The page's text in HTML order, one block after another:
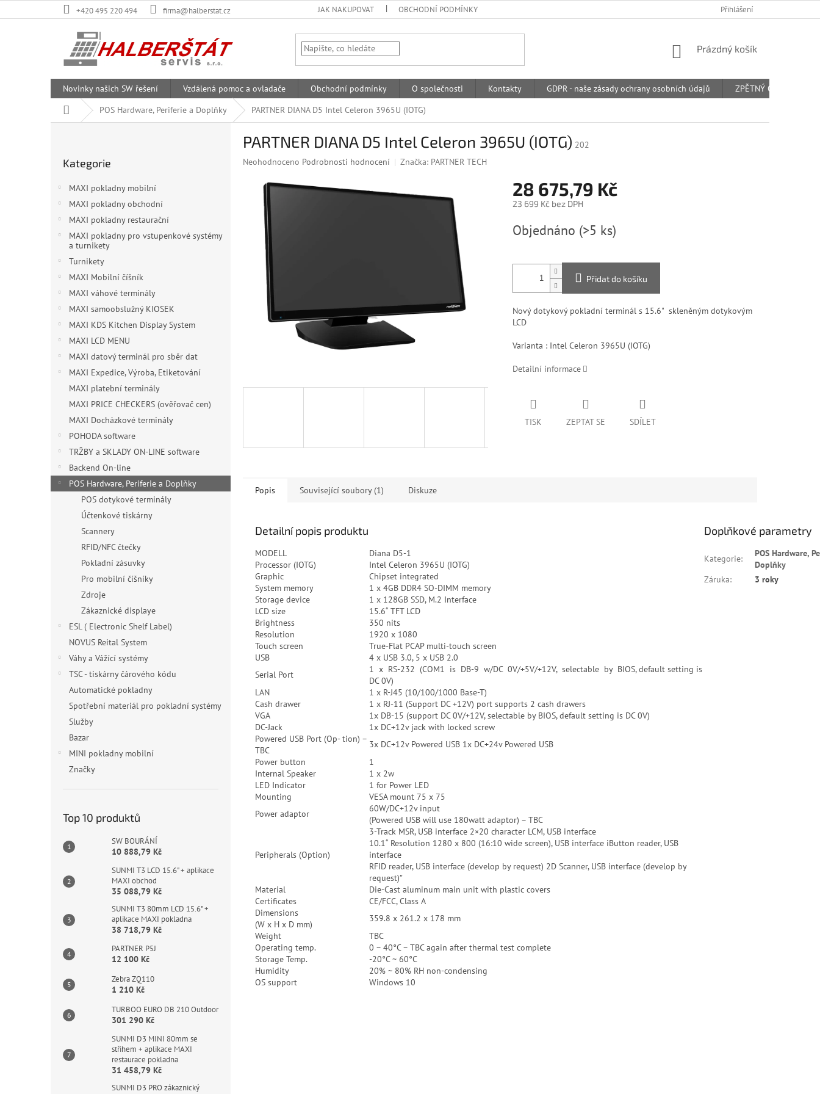
na
+420 495 220 494 firma@halberstat.cz JAK NAKUPOVAT OBCHODNÍ PODMÍNKY Přihlášení
NÁKUPNÍ
Prázdný košík
Novinky našich SW řešení Vzdálená pomoc a ovladače Obchodní podmínky O společnosti Kontakty GDPR - naše zásady ochrany osobních údajů
ZPĚTNÝ ODBĚR
Domů
POS Hardware, Periferie a Doplňky PARTNER DIANA D5 Intel Celeron 3965U (IOTG)
kategorie
Kategorie
MAXI pokladny mobilní
MAXI pokladny obchodní
MAXI pokladny restaurační
MAXI pokladny pro vstupenkové systémy
a turnikety
Turnikety
MAXI Mobilní číšník
MAXI váhové terminály
MAXI samoobslužný KIOSEK
MAXI KDS Kitchen Display System
MAXI LCD MENU
MAXI datový terminál pro sběr dat
MAXI Expedice, Výroba, Etiketování
MAXI platební terminály
MAXI PRICE CHECKERS (ověřovač cen)
MAXI Docházkové terminály
POHODA software
TRŽBY a SKLADY ON-LINE software
Backend On-line
POS Hardware, Periferie a Doplňky
POS dotykové terminály
Účtenkové tiskárny
Scannery
RFID/NFC čtečky
Pokladní zásuvky
Pro mobilní číšníky
Zdroje
Zákaznické displaye
ESL ( Electronic Shelf Label)
NOVUS Reital System
Váhy a Vážící systémy
TSC - tiskárny čárového kódu
Automatické pokladny
Spotřební materiál pro pokladní systémy
Služby
Bazar
MINI pokladny mobilní
Značky
Top 10 produktů
SW BOURÁNÍ
10 888,79 Kč
SUNMI T3 LCD 15.6" + aplikace
MAXI obchod
35 088,79 Kč
SUNMI T3 80mm LCD 15.6" +
aplikace MAXI pokladna
38 718,79 Kč
PARTNER P5J
12 100 Kč
Zebra ZQ110
1 210 Kč
TURBOO EURO DB 210 Outdoor
301 290 Kč
SUNMI D3 MINI 80mm se
střihem + aplikace MAXI
restaurace pokladna
31 458,79 Kč
SUNMI D3 PRO zákaznický
PARTNER DIANA D5 Intel Celeron 3965U (IOTG) 202
Průměrné
produktu
hvězdiček.
Neohodnoceno Podrobnosti hodnocení Značka: PARTNER TECH
28 675,79 Kč
23 699 Kč bez DPH
cena:
Objednáno (>5 ks)
Přidat do košíku
Nový dotykový pokladní terminál s 15.6" skleněným dotykovým
LCD
Varianta : Intel Celeron 3965U (IOTG)
Detailní informace
TISK ZEPTAT SE SDÍLET
Popis Související soubory (1) Diskuze
Detailní popis produktu
MODELL
Diana D5-1
Processor (IOTG)
Intel Celeron 3965U (IOTG)
Graphic
Chipset integrated
System memory
1 x 4GB DDR4 SO-DIMM memory
Storage device
1 x 128GB SSD, M.2 Interface
LCD size
15.6“ TFT LCD
Brightness
350 nits
Resolution
1920 x 1080
Touch screen
True-Flat PCAP multi-touch screen
USB
4 x USB 3.0, 5 x USB 2.0
Serial Port
1 x RS-232 (COM1 is DB-9 w/DC 0V/+5V/+12V, selectable by BIOS, default setting is
DC 0V)
LAN
1 x R-J45 (10/100/1000 Base-T)
Cash drawer
1 x RJ-11 (Support DC +12V) port supports 2 cash drawers
VGA
1x DB-15 (support DC 0V/+12V, selectable by BIOS, default setting is DC 0V)
DC-Jack
1x DC+12v jack with locked screw
Powered USB Port (Op- tion) –
TBC
3x DC+12v Powered USB 1x DC+24v Powered USB
Power button
1
Internal Speaker
1 x 2w
LED Indicator
1 for Power LED
Mounting
VESA mount 75 x 75
Power adaptor
60W/DC+12v input
(Powered USB will use 180watt adaptor) – TBC
Peripherals (Option)
3-Track MSR, USB interface 2×20 character LCM, USB interface
10.1“ Resolution 1280 x 800 (16:10 wide screen), USB interface iButton reader, USB
interface
RFID reader, USB interface (develop by request) 2D Scanner, USB interface (develop by
request)”
Material
Die-Cast aluminum main unit with plastic covers
Certificates
CE/FCC, Class A
Dimensions
(W x H x D mm)
359.8 x 261.2 x 178 mm
Weight
TBC
Operating temp.
0 ~ 40°C – TBC again after thermal test complete
Storage Temp.
-20°C ~ 60°C
Humidity
20% ~ 80% RH non-condensing
OS support
Windows 10
Doplňkové parametry
Kategorie:
POS Hardware,
Doplňky
Záruka: 3 roky